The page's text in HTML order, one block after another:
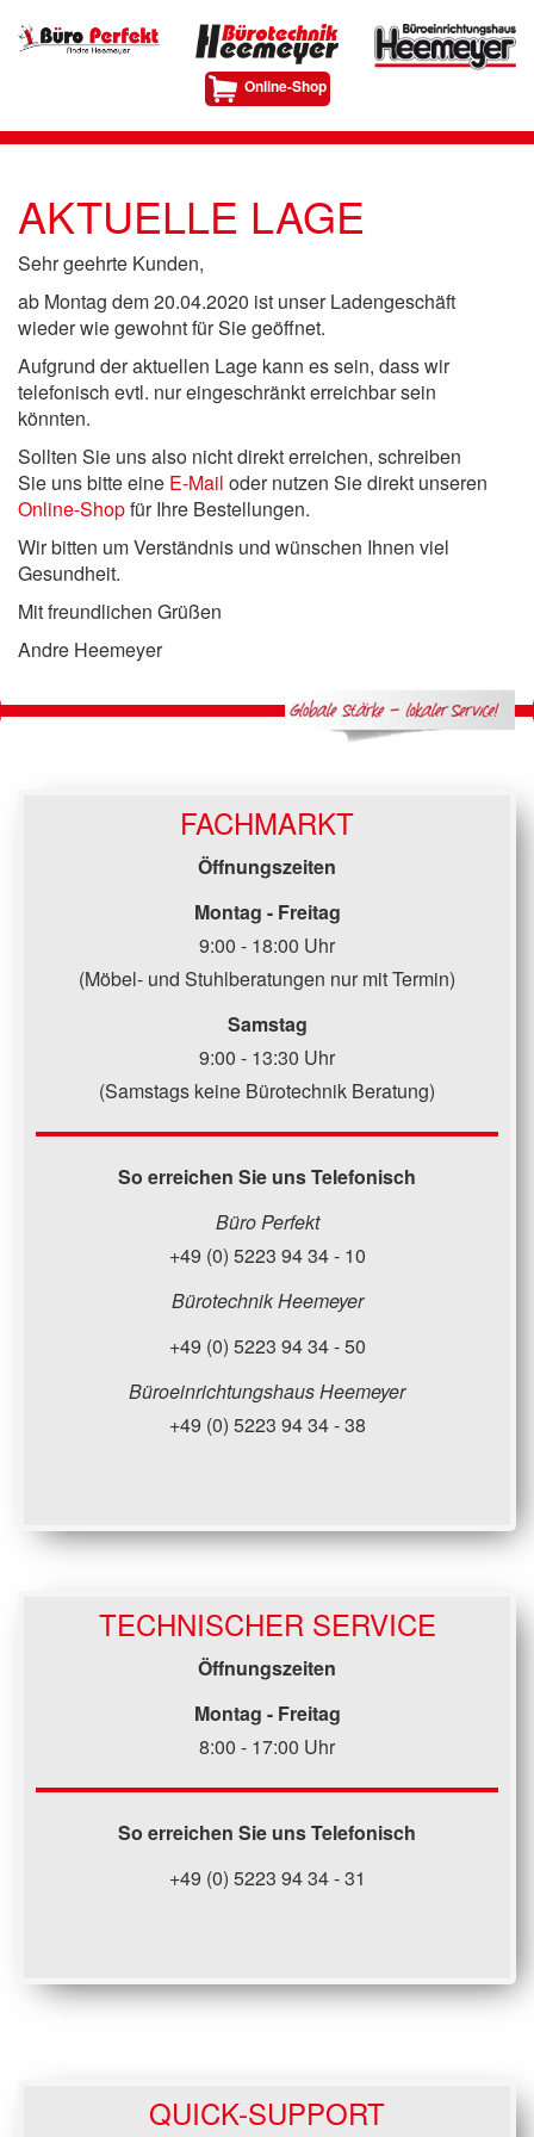
Online-Shop
AKTUELLE LAGE
Sehr geehrte Kunden,
ab Montag dem 20.04.2020 ist unser Ladengeschäft
wieder wie gewohnt für Sie geöffnet.
Aufgrund der aktuellen Lage kann es sein, dass wir
telefonisch evtl. nur eingeschränkt erreichbar sein
könnten.
Sollten Sie uns also nicht direkt erreichen, schreiben
Sie uns bitte eine E-Mail oder nutzen Sie direkt unseren
Online-Shopfür Ihre Bestellungen.
Wir bitten um Verständnis und wünschen Ihnen viel
Gesundheit.
Mit freundlichen Grüßen
Andre Heemeyer
FACHMARKT
Öffnungszeiten
Montag - Freitag
9:00 - 18:00 Uhr
(Möbel- und Stuhlberatungen nur mit Termin)
Samstag
9:00 - 13:30 Uhr
(Samstags keine Bürotechnik Beratung)
So erreichen Sie uns Telefonisch
Büro Perfekt
+49 (0) 5223 94 34 - 10
Bürotechnik Heemeyer
+49 (0) 5223 94 34 - 50
Büroeinrichtungshaus Heemeyer
+49 (0) 5223 94 34 - 38
TECHNISCHER SERVICE
Öffnungszeiten
Montag - Freitag
8:00 - 17:00 Uhr
So erreichen Sie uns Telefonisch
+49 (0) 5223 94 34 - 31
QUICK-SUPPORT